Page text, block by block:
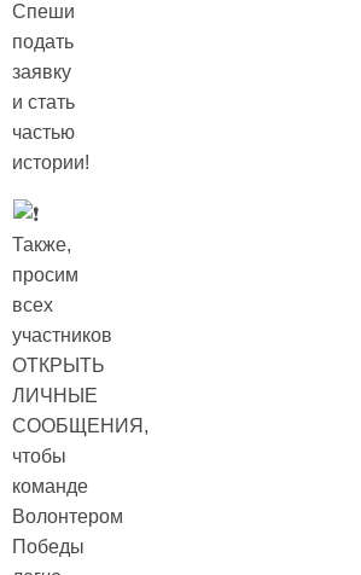
Спеши
подать
заявку
и стать
частью
истории!
Также,
просим
всех
участников
ОТКРЫТЬ
ЛИЧНЫЕ
СООБЩЕНИЯ,
чтобы
команде
Волонтером
Победы